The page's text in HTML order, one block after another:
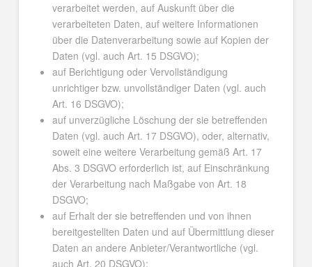
verarbeitet werden, auf Auskunft über die
verarbeiteten Daten, auf weitere Informationen
über die Datenverarbeitung sowie auf Kopien der
Daten (vgl. auch Art. 15 DSGVO);
auf Berichtigung oder Vervollständigung
unrichtiger bzw. unvollständiger Daten (vgl. auch
Art. 16 DSGVO);
auf unverzügliche Löschung der sie betreffenden
Daten (vgl. auch Art. 17 DSGVO), oder, alternativ,
soweit eine weitere Verarbeitung gemäß Art. 17
Abs. 3 DSGVO erforderlich ist, auf Einschränkung
der Verarbeitung nach Maßgabe von Art. 18
DSGVO;
auf Erhalt der sie betreffenden und von ihnen
bereitgestellten Daten und auf Übermittlung dieser
Daten an andere Anbieter/Verantwortliche (vgl.
auch Art. 20 DSGVO);